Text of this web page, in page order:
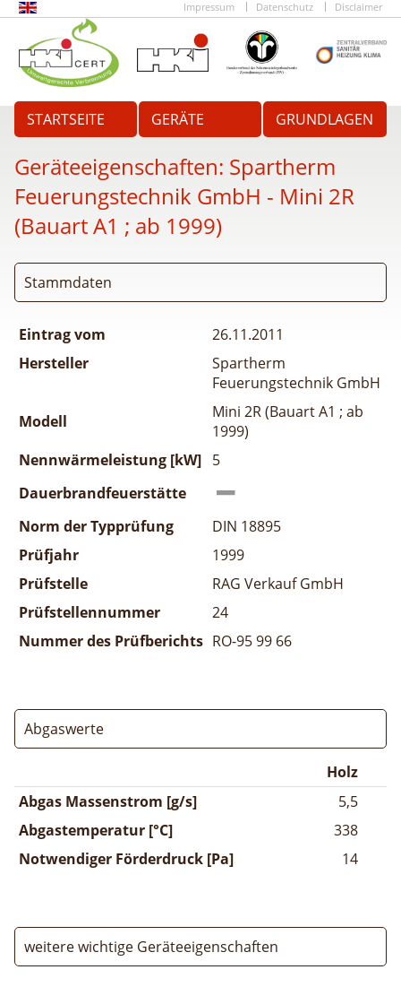
Impressum Datenschutz Disclaimer
STARTSEITE GERÄTE GRUNDLAGEN
Geräteeigenschaften: Spartherm
Feuerungstechnik GmbH - Mini 2R
(Bauart A1 ; ab 1999)
Stammdaten
Eintrag vom
26.11.2011
Hersteller
Spartherm
Feuerungstechnik GmbH
Modell
Mini 2R (Bauart A1 ; ab
1999)
Nennwärmeleistung [kW] 5
Dauerbrandfeuerstätte
Norm der Typprüfung
DIN 18895
Prüfjahr
1999
Prüfstelle
RAG Verkauf GmbH
Prüfstellennummer
24
Nummer des Prüfberichts RO-95 99 66
Abgaswerte
Holz
Abgas Massenstrom [g/s]
5,5
Abgastemperatur [°C]
338
Notwendiger Förderdruck [Pa]
14
weitere wichtige Geräteeigenschaften